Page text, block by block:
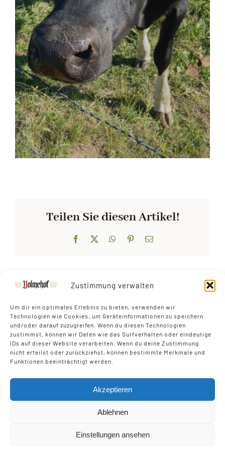
Zustimmung verwalten
Um dir ein optimales Erlebnis zu bieten, verwenden wir
Technologien wie Cookies, um Geräteinformationen zu speichern
und/oder darauf zuzugreifen. Wenn du diesen Technologien
zustimmst, können wir Daten wie das Surfverhalten oder eindeutige
IDs auf dieser Website verarbeiten. Wenn du deine Zustimmung
nicht erteilst oder zurückziehst, können bestimmte Merkmale und
Funktionen beeinträchtigt werden.
Akzeptieren
Ablehnen
Einstellungen ansehen
Teilen Sie diesen Artikel!
Facebook WhatsApp
PinterestEmail
IMPRESSUM